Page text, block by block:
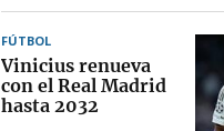
FÚTBOL
Vinicius renueva
con el Real Madrid
hasta 2032